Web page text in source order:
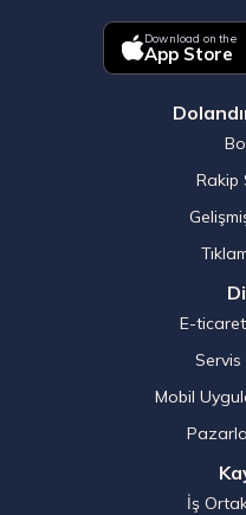
Download on the
App Store
Rakip
E-
Servis
Mobil
İş